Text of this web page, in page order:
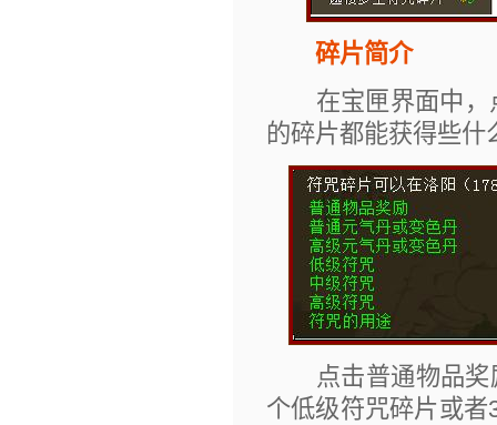
碎片简介
在宝匣界面中，
的碎片都能获得些什
点击普通物品奖
个低级符咒碎片或